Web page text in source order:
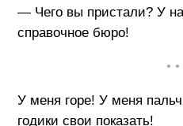
— Чего вы пристали? У
справочное бюро!
• •
У меня горе! У меня
годики свои показать!